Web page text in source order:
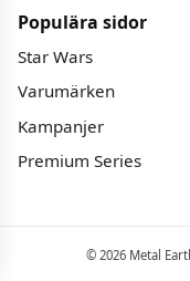
Populära sidor
Star Wars
Varumärken
Kampanjer
Premium Series
© 2026 Metal